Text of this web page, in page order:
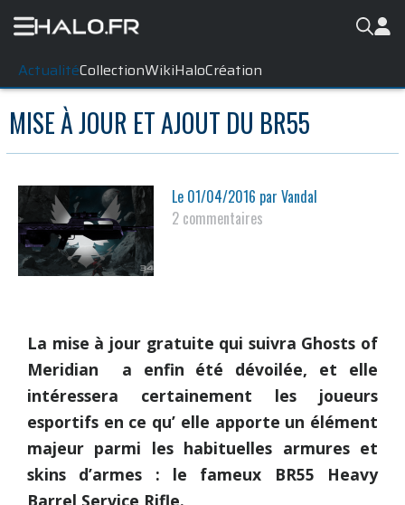
ActualitéCollectionWikiHaloCréation
MISE À JOUR ET AJOUT DU BR55
Le 01/04/2016 par Vandal
2 commentaires
La mise à jour gratuite qui suivra Ghosts of
Meridian a enfin été dévoilée, et elle
intéressera certainement les joueurs
esportifs en ce qu’ elle apporte un élément
majeur parmi les habituelles armures et
skins d’armes : le fameux BR55 Heavy
Barrel Service Rifle.